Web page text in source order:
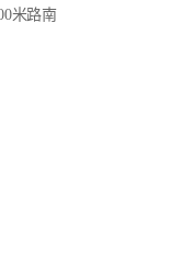
米路南